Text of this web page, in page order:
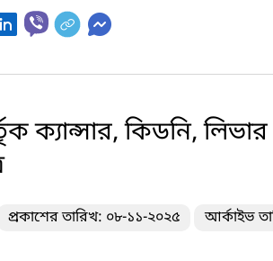
ক্যান্সার, কিডনি,
প্রকাশের তারিখ: ০৮-১১-২০২৫ আর্কাইভ